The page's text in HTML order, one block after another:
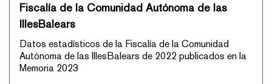
Fiscalía de la Comunidad Autónoma de las
IllesBalears
Datos estadísticos de la Fiscalía de la Comunidad
Autónoma de las IllesBalears de 2022 publicados en la
Memoria 2023